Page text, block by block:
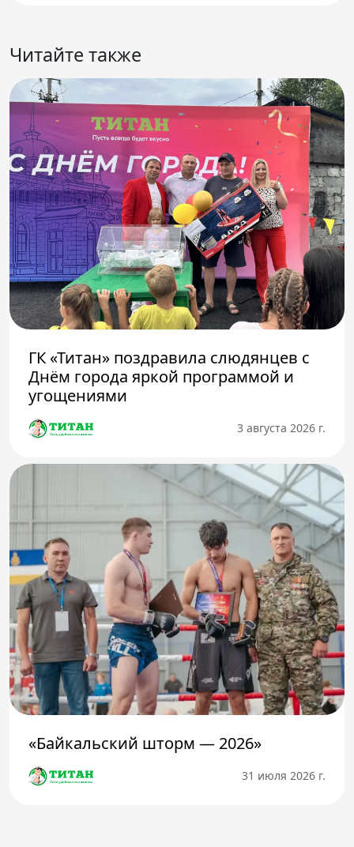
Читайте также
ГК «Титан» поздравила слюдянцев с
Днём города яркой программой и
угощениями
3 августа 2026 г.
«Байкальский шторм — 2026»
31 июля 2026 г.